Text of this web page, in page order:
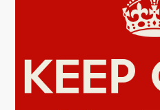
AUTOR
UCMR-
IULIE
2016